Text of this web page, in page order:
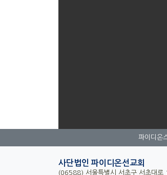
파이디온
사단법인 파이디온선교회
(06588) 서울특별시 서초구 서초대